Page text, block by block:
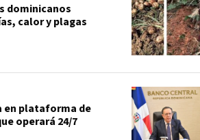
dominicanos
calor y plagas
en plataforma de
operará 24/7